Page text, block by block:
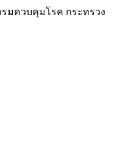
รมควบคุมโรค กระทรวง